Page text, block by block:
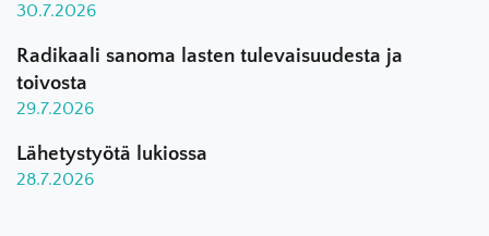
30.7.2026
Radikaali sanoma lasten tulevaisuudesta ja
toivosta
29.7.2026
Lähetystyötä lukiossa
28.7.2026